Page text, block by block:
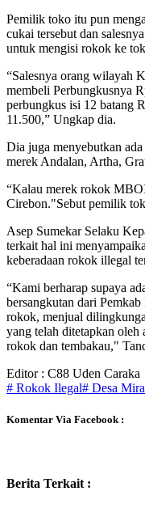
Pemilik toko itu pun
cukai tersebut dan
untuk mengisi rokok ke
“Salesnya orang wilayah
membeli Perbungkusnya
perbungkus isi 12 batang
11.500,” Ungkap dia.
Dia juga menyebutkan
merek Andalan, Artha,
“Kalau merek rokok
Cirebon."Sebut pemilik
Asep Sumekar Selaku
terkait hal ini
keberadaan rokok illegal
“Kami berharap supaya
bersangkutan dari
rokok, menjual
yang telah ditetapkan oleh
rokok dan tembakau,"
Editor : C88 Uden Caraka
# Rokok Ilegal# Desa
Komentar Via Facebook :
Berita Terkait :